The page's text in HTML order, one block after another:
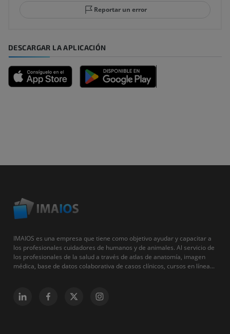
Reportar un error
DESCARGAR LA APLICACIÓN
IMAIOS es una empresa que tiene como objetivo ayudar y capacitar a
los profesionales cuidadores de humanos y de animales. Al servicio de
los profesionales de la salud a través de atlas de anatomía, imagen
médica, base de datos colaborativa de casos clínicos, cursos en línea...